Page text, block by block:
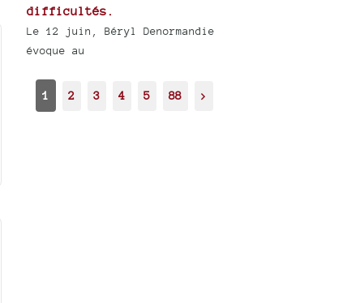
difficultés.
Le 12 juin, Béryl Denormandie
évoque au
1 2 3 4 5 88 >